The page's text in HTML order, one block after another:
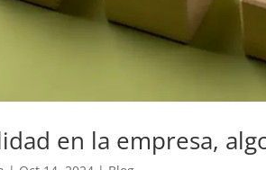
en la empresa,